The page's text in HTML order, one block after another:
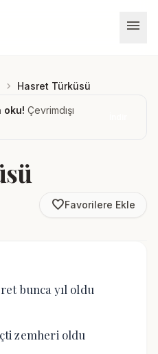
menu
chevron_right Hasret Türküsü
oku! Çevrimdışı
favorite_borderFavorilere Ekle
bunca yıl oldu
zemheri oldu